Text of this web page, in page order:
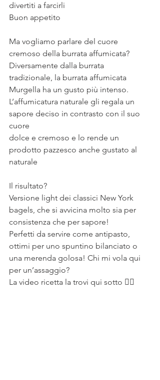
divertiti a farcirli
Buon appetito
Ma vogliamo parlare del cuore
cremoso della burrata affumicata?
Diversamente dalla burrata
tradizionale, la burrata affumicata
Murgella ha un gusto più intenso.
L’affumicatura naturale gli regala un
sapore deciso in contrasto con il suo
cuore
dolce e cremoso e lo rende un
prodotto pazzesco anche gustato al
naturale
Il risultato?
Versione light dei classici New York
bagels, che si avvicina molto sia per
consistenza che per sapore!
Perfetti da servire come antipasto,
ottimi per uno spuntino bilanciato o
una merenda golosa! Chi mi vola qui
per un’assaggio?
La video ricetta la trovi qui sotto 👇🏻